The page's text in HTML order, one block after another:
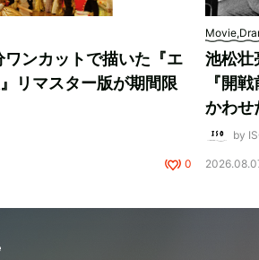
ンカットで描いた『エ
リマスター版が期間限
0
池松壮
『開
かわせ
by